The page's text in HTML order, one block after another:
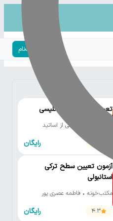
ورود | ثبت‌نام
تعیین سطح زبان انگلیسی
مکتب‌خونه • جمعی از اساتید
رایگان
آزمون تعیین سطح ترکی
استانبولی
مکتب‌خونه • فاطمه عصری پور
4.3
رایگان